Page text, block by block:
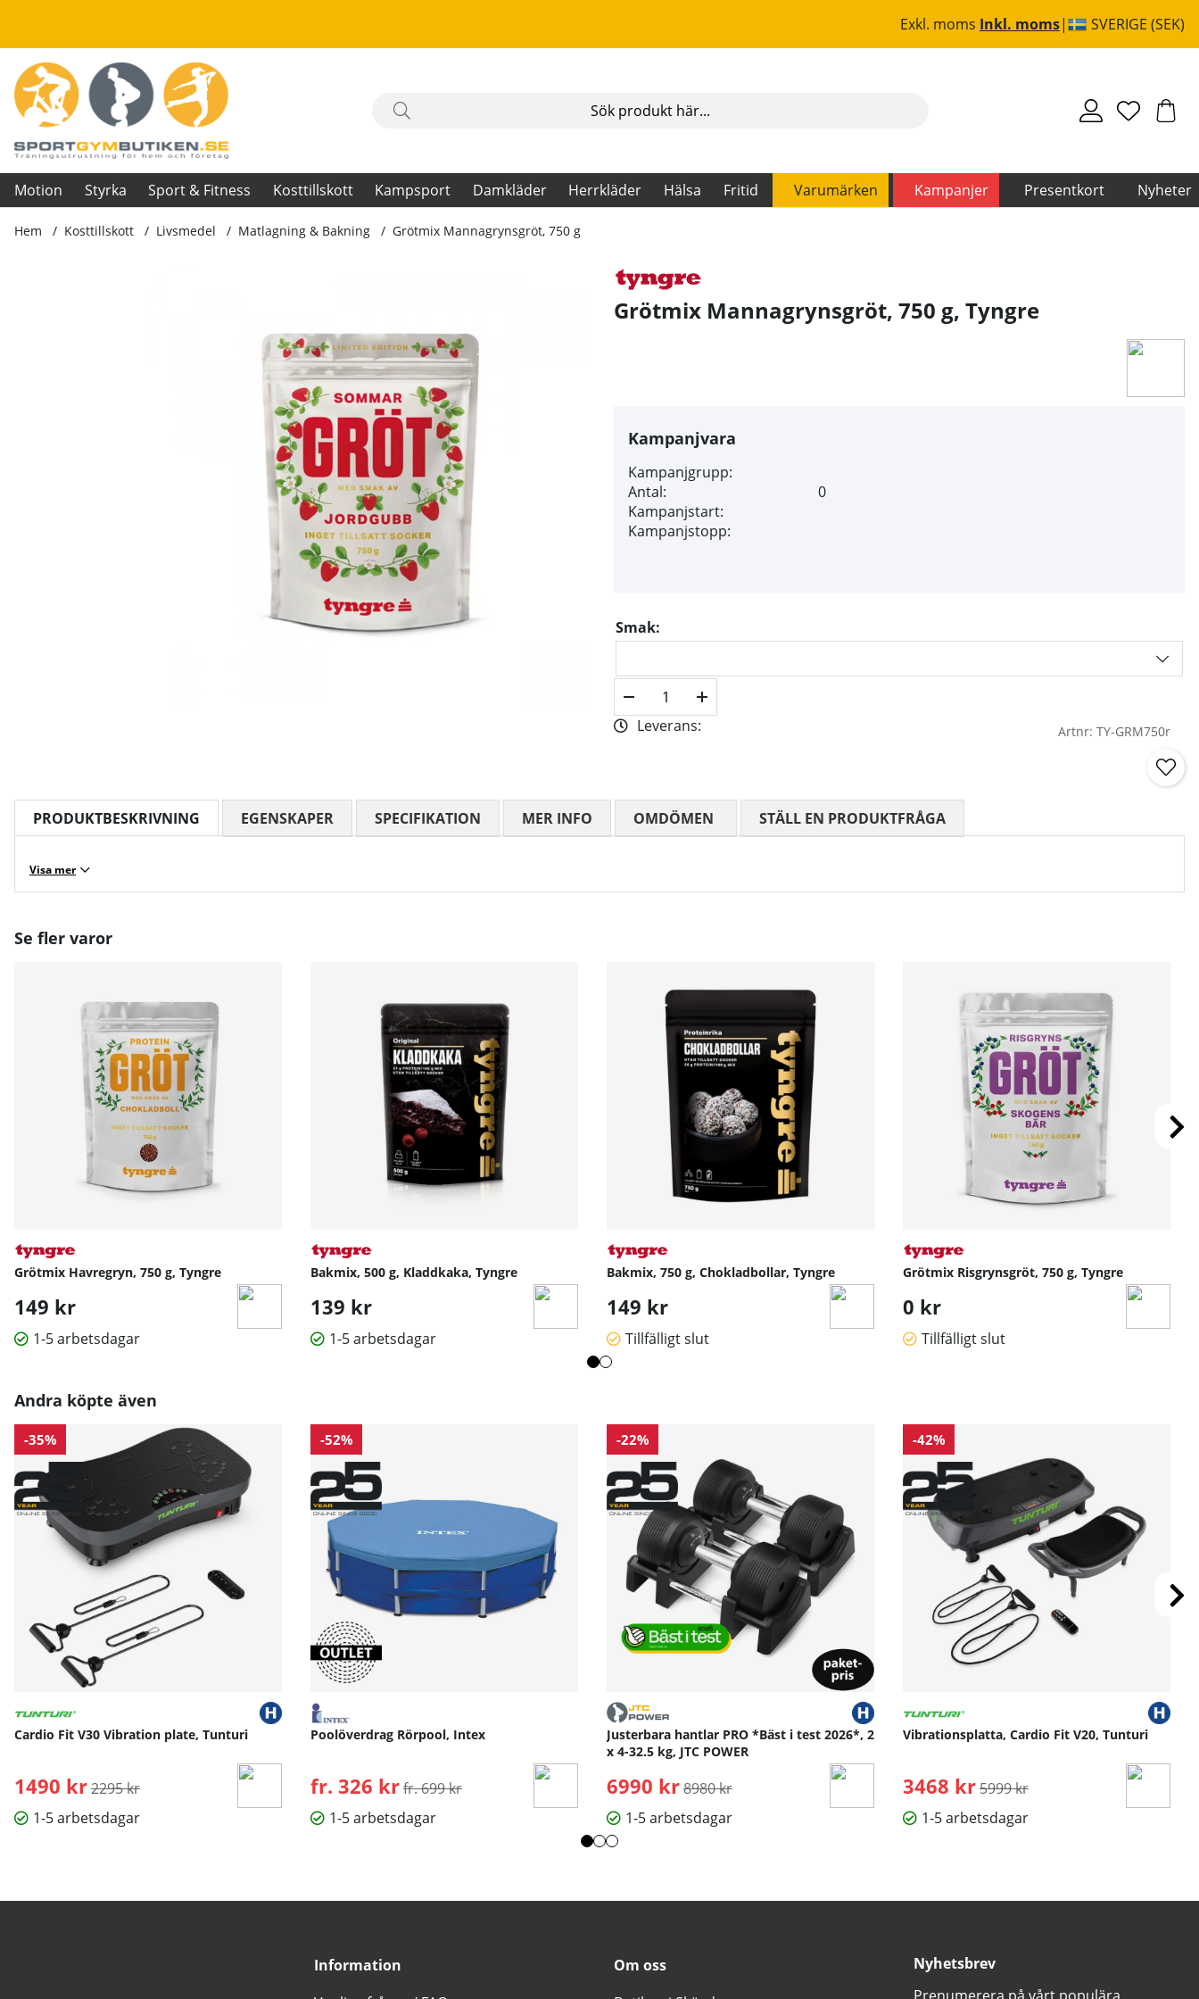
Exkl. moms Inkl. moms SVERIGE (SEK)
Motion Styrka Sport & Fitness Kosttillskott Kampsport Damkläder Herrkläder Hälsa Fritid Varumärken Kampanjer Presentkort Nyheter
Hem Kosttillskott Livsmedel Matlagning & Bakning Grötmix Mannagrynsgröt, 750 g
Grötmix Mannagrynsgröt, 750 g, Tyngre
Kampanjvara
Kampanjgrupp:
Antal:
0
Kampanjstart:
Kampanjstopp:
Smak:
Leverans: Artnr: TY-GRM750r
PRODUKTBESKRIVNING
Visa mer
EGENSKAPER SPECIFIKATION MER INFO OMDÖMEN MEDELBETYG 0 AV 5 ANTAL BETYG 0
STÄLL EN PRODUKTFRÅGA
Se fler varor
Grötmix Havregryn, 750 g, Tyngre
149 kr
1-5 arbetsdagar
Bakmix, 500 g, Kladdkaka, Tyngre
139 kr
1-5 arbetsdagar
Bakmix, 750 g, Chokladbollar, Tyngre
149 kr
Tillfälligt slut
Grötmix Risgrynsgröt, 750 g, Tyngre
0 kr
Tillfälligt slut
Andra köpte även
-35%
Cardio Fit V30 Vibration plate, Tunturi
1490 kr Ordinarie pris:
2295 kr
1-5 arbetsdagar
-52%
Poolöverdrag Rörpool, Intex
fr. 326 krOrdinarie pris:
fr. 699 kr
1-5 arbetsdagar
-22%
Justerbara hantlar PRO *Bäst i test 2026*, 2
x 4-32.5 kg, JTC POWER
6990 kr Ordinarie pris:
8980 kr
1-5 arbetsdagar
-42%
Vibrationsplatta, Cardio Fit V20, Tunturi
3468 kr Ordinarie pris:
5999 kr
1-5 arbetsdagar
Information
Om oss
Nyhetsbrev
Prenumerera på vårt populära